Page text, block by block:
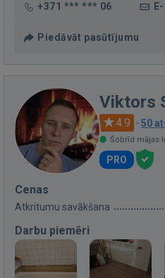
+371 *** *** 06
Piedāvāt pasūtījumu
Viktors
4.9 · 50
Šobrīd mājas
PRO
Cenas
Atkritumu savākšana
Darbu piemēri